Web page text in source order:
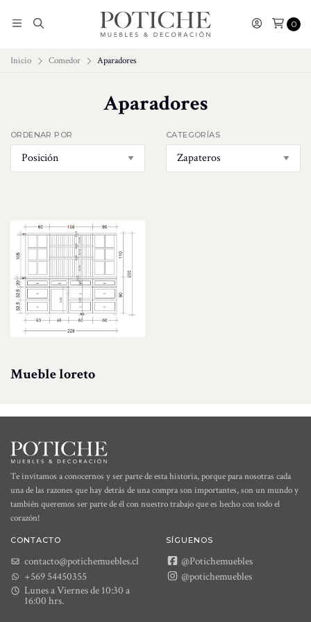
0
Inicio Comedor Aparadores
Aparadores
ORDENAR POR CATEGORÍAS
Mueble loreto
Te invitamos a conocernos y ser parte de esta historia, porque para nosotras cada
una de las razones que hay detrás de una compra son importantes, son un mundo y
también queremos ser parte de él con nuestro trabajo que es hecho con todo el
corazón!
CONTACTO
contacto@potichemuebles.cl
+569 54450355
Lunes a Viernes de 10:30 a
16:00 hrs.
SÍGUENOS
@Potichemuebles
@potichemuebles